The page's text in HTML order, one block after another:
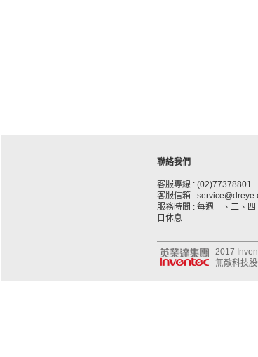
聯絡我們
客服專線 : (02)77378801
客服信箱 :
服務時間 : 每週一、二、
日休息
2017
無敵科技